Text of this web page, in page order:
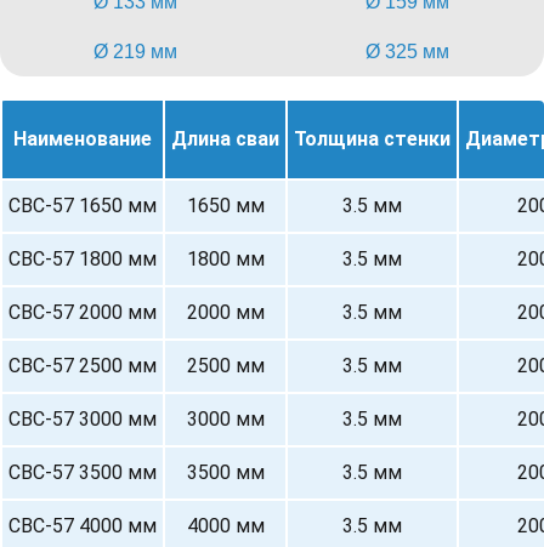
Ø 219 мм Ø 325 мм
Наименование Длина сваи Толщина стенки
СВС-57 1650 мм 1650 мм 3.5 мм
СВС-57 1800 мм 1800 мм 3.5 мм
СВС-57 2000 мм 2000 мм 3.5 мм
СВС-57 2500 мм 2500 мм 3.5 мм
СВС-57 3000 мм 3000 мм 3.5 мм
СВС-57 3500 мм 3500 мм 3.5 мм
СВС-57 4000 мм 4000 мм 3.5 мм